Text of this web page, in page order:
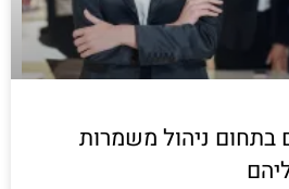
בתחום ניהול משמרות